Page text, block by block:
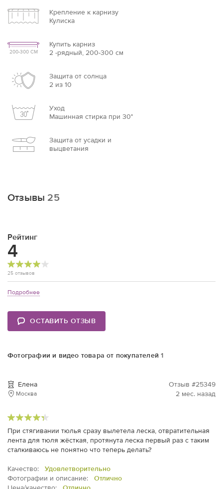
Крепление к карнизу
Кулиска
200-300 СМ
Купить карниз
2 -рядный, 200-300 см
Защита от солнца
2 из 10
Уход
Машинная стирка при 30°
Защита от усадки и
выцветания
Отзывы 25
Рейтинг
4
25 отзывов
Подробнее
ОСТАВИТЬ ОТЗЫВ
Фотографии и видео товара от покупателей1
Отзыв #25349
2 мес. назад
Елена
Москва
При стягивании тюлья сразу вылетела леска, отвратительная
лента для тюля жёсткая, протянута леска первый раз с таким
сталкиваюсь не понятно что теперь делать?
Качество:
Удовлетворительно
Фотографии и описание:
Отлично